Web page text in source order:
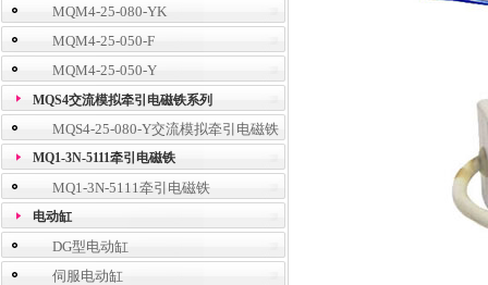
MQM4-25-080-YK
MQM4-25-050-F
MQM4-25-050-Y
MQS4交流模拟牵引电磁铁系列
MQS4-25-080-Y交流模拟牵引电磁铁
MQ1-3N-5111牵引电磁铁
MQ1-3N-5111牵引电磁铁
电动缸
DG型电动缸
伺服电动缸